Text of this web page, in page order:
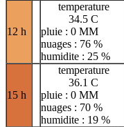
12 h
temperature
34.5 C
pluie : 0 MM
nuages : 76 %
humidite : 25 %
15 h
temperature
36.1 C
pluie : 0 MM
nuages : 70 %
humidite : 19 %